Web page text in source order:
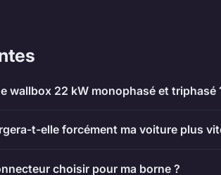
wallbox 22 kW monophasé et triphasé
t-elle forcément ma voiture plus
choisir pour ma borne ?